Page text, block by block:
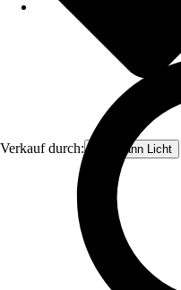
Verkauf durch: Paulmann Licht